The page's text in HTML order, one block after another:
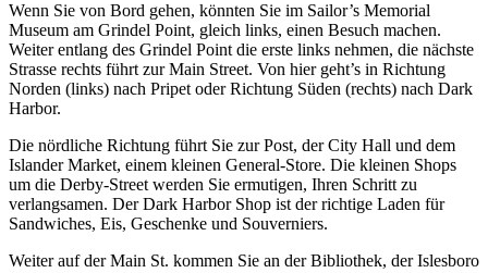
Wenn Sie von Bord gehen, könnten Sie im Sailor’s Memorial
Museum am Grindel Point, gleich links, einen Besuch machen.
Weiter entlang des Grindel Point die erste links nehmen, die nächste
Strasse rechts führt zur Main Street. Von hier geht’s in Richtung
Norden (links) nach Pripet oder Richtung Süden (rechts) nach Dark
Harbor.
Die nördliche Richtung führt Sie zur Post, der City Hall und dem
Islander Market, einem kleinen General-Store. Die kleinen Shops
um die Derby-Street werden Sie ermutigen, Ihren Schritt zu
verlangsamen. Der Dark Harbor Shop ist der richtige Laden für
Sandwiches, Eis, Geschenke und Souverniers.
Weiter auf der Main St. kommen Sie an der Bibliothek, der Islesboro